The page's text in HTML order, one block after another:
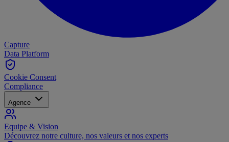
Capture
Data Platform
Cookie Consent
Compliance
Agence
Equipe & Vision
Découvrez notre culture, nos valeurs et nos experts